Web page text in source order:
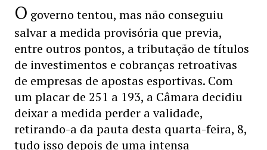
O governo tentou, mas não conseguiu
salvar a medida provisória que previa,
entre outros pontos, a tributação de títulos
de investimentos e cobranças retroativas
de empresas de apostas esportivas. Com
um placar de 251 a 193, a Câmara decidiu
deixar a medida perder a validade,
retirando-a da pauta desta quarta-feira, 8,
tudo isso depois de uma intensa